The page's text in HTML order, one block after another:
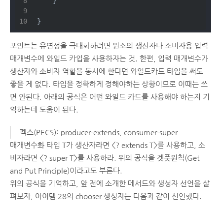
}
포인트는 유연성을 극대화하려면 원소의 생산자나 소비자용 입력
매개변수에 와일드 카입을 사용하자는 것. 한편, 입력 매개변수가
생산자와 소비자 역할을 동시에 한다면 와일드카드 타입을 써도
좋을 게 없다. 타입을 정확하게 정해야하는 상황이므로 이때는 쓰
면 안된다. 아래의 공식은 어떤 와일드 카드를 사용해야 하는지 기
억하는데 도움이 된다.
펙스(PECS): producer-extends, consumer-super
매개변수화 타입 T가 생산자라면 <? extends T>를 사용하고, 소
비자라면 <? super T>를 사용하라. 위의 공식을 겟풋원칙(Get
and Put Principle)이라고도 부른다.
위의 공식을 기억하고, 앞 전에 소개한 메서드와 생성자 선언을 살
펴보자, 아이템 28의 chooser 생성자는 다음과 같이 선언했다.